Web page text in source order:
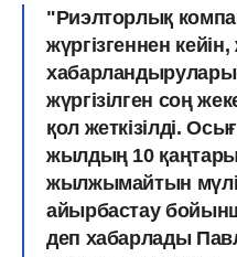
"Риэлторлық
жүргізгеннен
жүргізілген соң
қол жеткізілді.
жылдың 10
жылжымайтын
айырбастау
деп хабарлады